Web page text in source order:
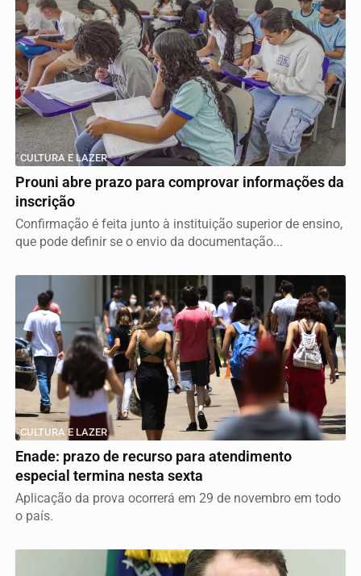
CULTURA E LAZER
Prouni abre prazo para comprovar informações da
inscrição
Confirmação é feita junto à instituição superior de ensino,
que pode definir se o envio da documentação...
CULTURA E LAZER
Enade: prazo de recurso para atendimento
especial termina nesta sexta
Aplicação da prova ocorrerá em 29 de novembro em todo
o país.